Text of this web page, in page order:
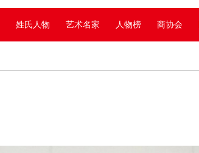
姓氏人物 艺术名家 人物榜 商协会